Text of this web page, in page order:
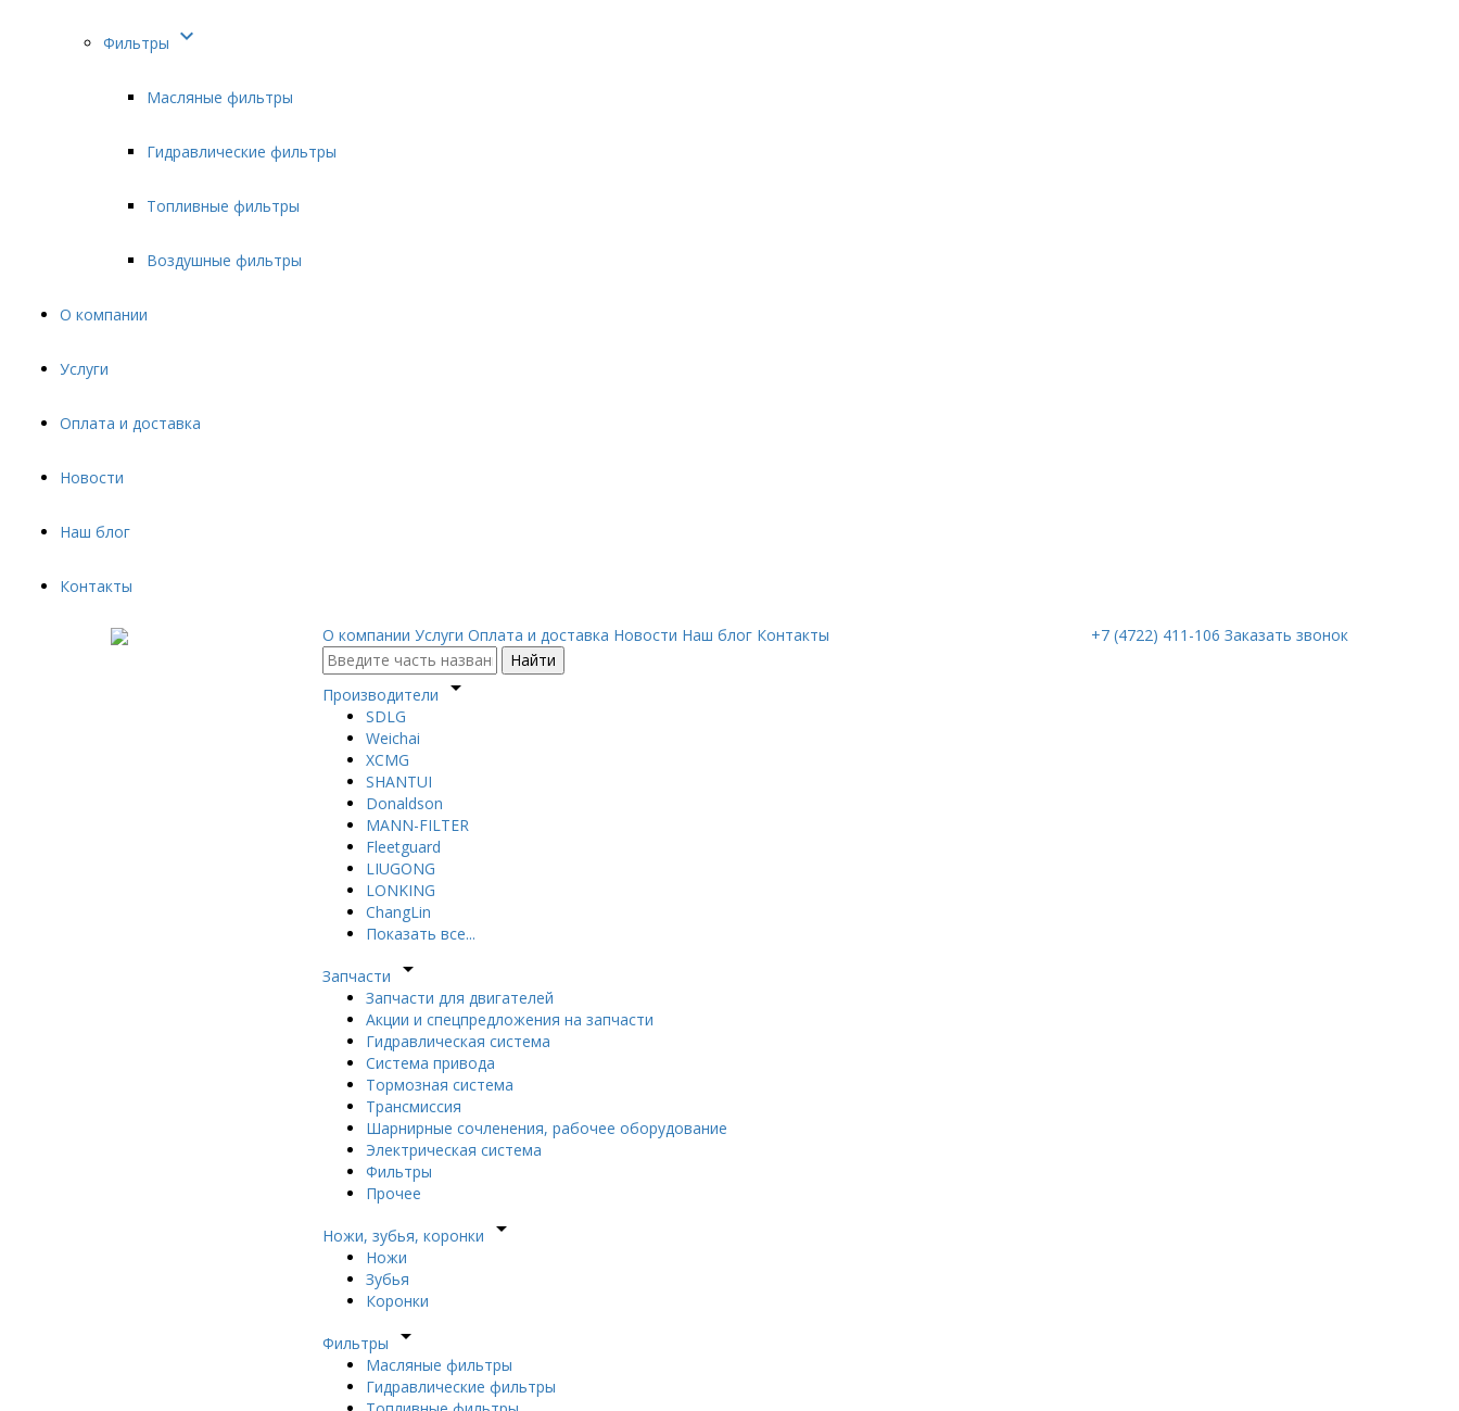
Фильтры 
Масляные фильтры
Гидравлические фильтры
Топливные фильтры
Воздушные фильтры
О компании
Услуги
Оплата и доставка
Новости
Наш блог
Контакты
О компании Услуги Оплата и доставка Новости Наш блог Контакты +7 (4722) 411-106 Заказать звонок
Найти
Производители
arrow_drop_down
SDLG
Weichai
XCMG
SHANTUI
Donaldson
MANN-FILTER
Fleetguard
LIUGONG
LONKING
ChangLin
Показать все...
Запчасти arrow_drop_down
Запчасти для двигателей
Акции и спецпредложения на запчасти
Гидравлическая система
Система привода
Тормозная система
Трансмиссия
Шарнирные сочленения, рабочее оборудование
Электрическая система
Фильтры
Прочее
Ножи, зубья, коронки arrow_drop_down
Ножи
Зубья
Коронки
Фильтры arrow_drop_down
Масляные фильтры
Гидравлические фильтры